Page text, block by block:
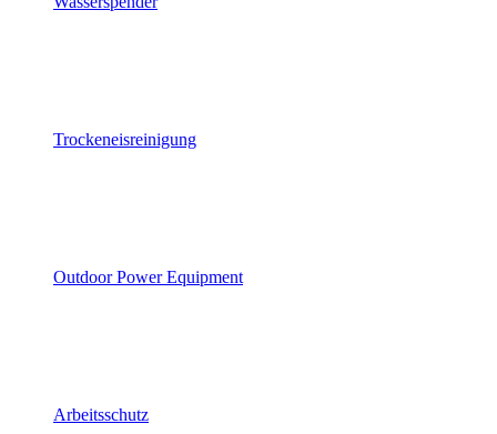
Trockeneisreinigung
Outdoor Power Equipment
Arbeitsschutz